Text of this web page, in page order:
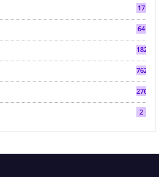
17
64
182
7624
2763
2